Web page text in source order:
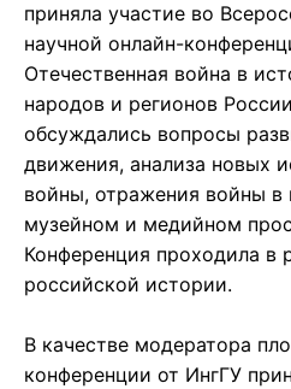
приняла участие во
научной онлайн-
Отечественная война в
народов и регионов
обсуждались вопросы
движения, анализа новых
войны, отражения войны в
музейном и медийном
Конференция проходила в
российской истории.
В качестве модератора
конференции от ИнгГУ